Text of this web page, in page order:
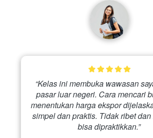
pasar luar negeri. Cara mencari
menentukan harga ekspor
simpel dan praktis. Tidak ribet
bisa dipraktikkan.”